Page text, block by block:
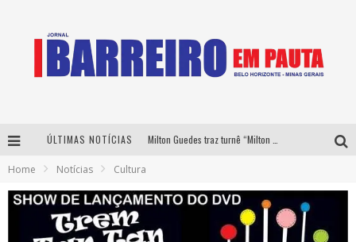
ÚLTIMAS NOTÍCIAS
Home Notícias Cultura